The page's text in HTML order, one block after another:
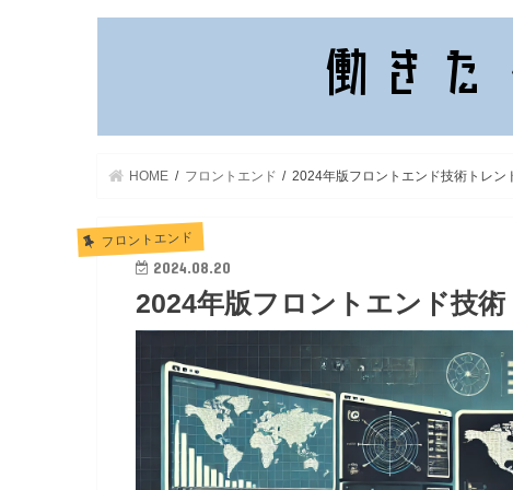
HOME フロントエンド 2024年版フロントエンド技術トレン
フロントエンド
2024.08.20
2024年版フロントエンド技